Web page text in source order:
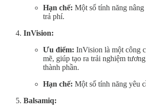
Hạn chế: Một số tính năng
trả phí.
InVision:
Ưu điểm: InVision là một công
mẽ, giúp tạo ra trải nghiệm
thành phần.
Hạn chế: Một số tính năng yêu
Balsamiq: